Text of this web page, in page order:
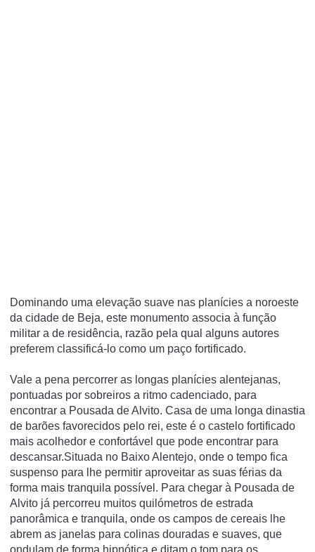
Dominando uma elevação suave nas planí­cies a noroeste
da cidade de Beja, este monumento associa à função
militar a de residência, razão pela qual alguns autores
preferem classificá-lo como um paço fortificado.
Vale a pena percorrer as longas planícies alentejanas,
pontuadas por sobreiros a ritmo cadenciado, para
encontrar a Pousada de Alvito. Casa de uma longa dinastia
de barões favorecidos pelo rei, este é o castelo fortificado
mais acolhedor e confortável que pode encontrar para
descansar.Situada no Baixo Alentejo, onde o tempo fica
suspenso para lhe permitir aproveitar as suas férias da
forma mais tranquila possível. Para chegar à Pousada de
Alvito já percorreu muitos quilómetros de estrada
panorâmica e tranquila, onde os campos de cereais lhe
abrem as janelas para colinas douradas e suaves, que
ondulam de forma hipnótica e ditam o tom para os